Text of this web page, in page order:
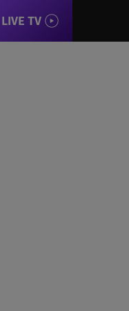
LIVE TV